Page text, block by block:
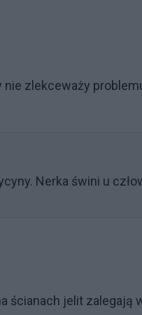
zlekceważy
Nerka świni u
ścianach jelit zalegają